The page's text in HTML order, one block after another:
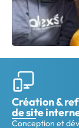
Création &
de site
Conception et